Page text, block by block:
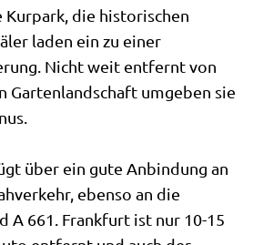
Kurpark, die historischen
laden ein zu einer
Nicht weit entfernt von
Gartenlandschaft umgeben sie
über ein gute Anbindung an
ebenso an die
A 661. Frankfurt ist nur 10-15